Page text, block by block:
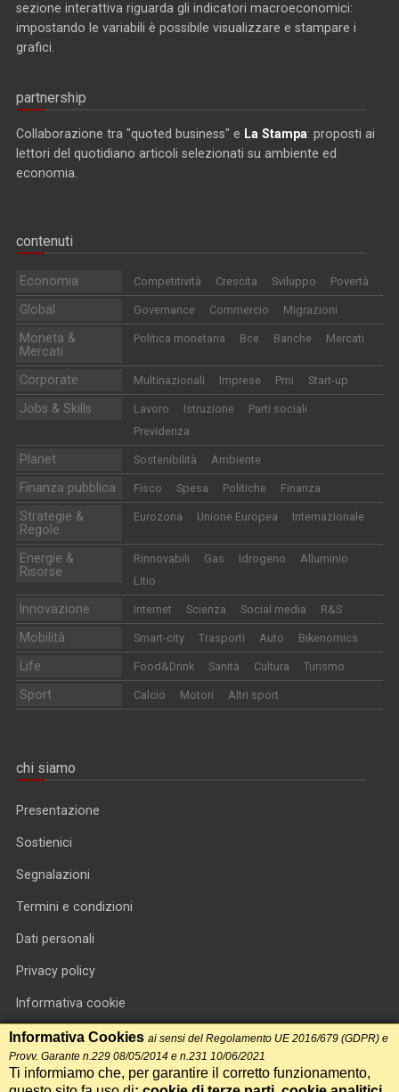
sezione interattiva riguarda gli indicatori macroeconomici:
impostando le variabili è possibile visualizzare e stampare i
grafici.
partnership
Collaborazione tra "quoted business" e La Stampa: proposti ai
lettori del quotidiano articoli selezionati su ambiente ed
economia.
contenuti
Economia Competitività Crescita Sviluppo Povertà
Global Governance Commercio Migrazioni
Moneta &
Mercati
Politica monetaria Bce Banche Mercati
Corporate Multinazionali Imprese Pmi Start-up
Jobs & Skills Lavoro Istruzione
Parti sociali
Previdenza
Planet Sostenibilità Ambiente
Finanza pubblica Fisco Spesa Politiche Finanza
Strategie &
Regole
Eurozona Unione Europea Internazionale
Energie &
Risorse
Rinnovabili Gas Idrogeno
Alluminio
Litio
Innovazione Internet Scienza Social media R&S
Mobilità Smart-city Trasporti Auto Bikenomics
Life Food&Drink Sanità Cultura Turismo
Sport Calcio Motori Altri sport
chi siamo
Presentazione
Sostienici
Segnalazioni
Termini e condizioni
Dati personali
Privacy policy
Informativa cookie
RSS feed
RSS Top News
Informativa Cookies ai sensi del Regolamento UE 2016/679 (GDPR) e
Provv. Garante n.229 08/05/2014 e n.231 10/06/2021
Ti informiamo che, per garantire il corretto funzionamento,